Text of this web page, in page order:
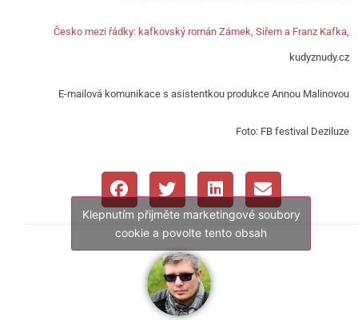
Česko mezi řádky: kafkovský román Zámek, Siřem a Franz Kafka
kudyznudy.cz
E-mailová komunikace s asistentkou produkce Annou Malinovou
Foto: FB festival Deziluze
Klepnutím přijměte marketingové soubory
cookie a povolte tento obsah